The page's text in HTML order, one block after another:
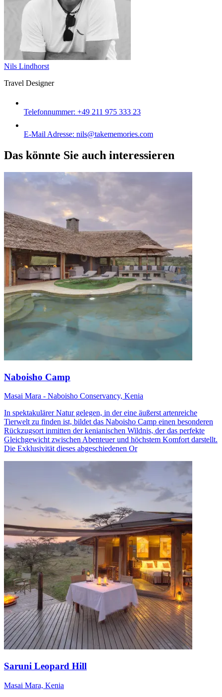
Nils Lindhorst
Travel Designer
Telefonnummer: +49 211 975 333 23
E-Mail Adresse: nils@takememories.com
Das könnte Sie auch interessieren
Naboisho Camp
Masai Mara - Naboisho Conservancy, Kenia
In spektakulärer Natur gelegen, in der eine äußerst artenreiche
Tierwelt zu finden ist, bildet das Naboisho Camp einen besonderen
Rückzugsort inmitten der kenianischen Wildnis, der das perfekte
Gleichgewicht zwischen Abenteuer und höchstem Komfort darstellt.
Die Exklusivität dieses abgeschiedenen Or
Saruni Leopard Hill
Masai Mara, Kenia